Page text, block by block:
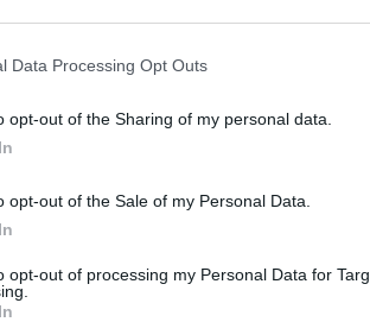
Data Processing Opt Outs
opt-out of the Sharing of my personal data.
opt-out of the Sale of my Personal Data.
opt-out of processing my Personal Data for